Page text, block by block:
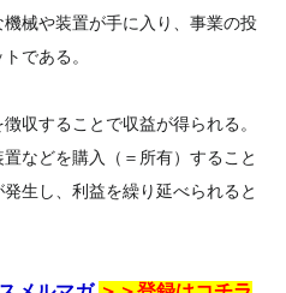
械や装置が手に入り、事業の投
である。
収することで収益が得られる。
などを購入（＝所有）すること
生し、利益を繰り延べられると